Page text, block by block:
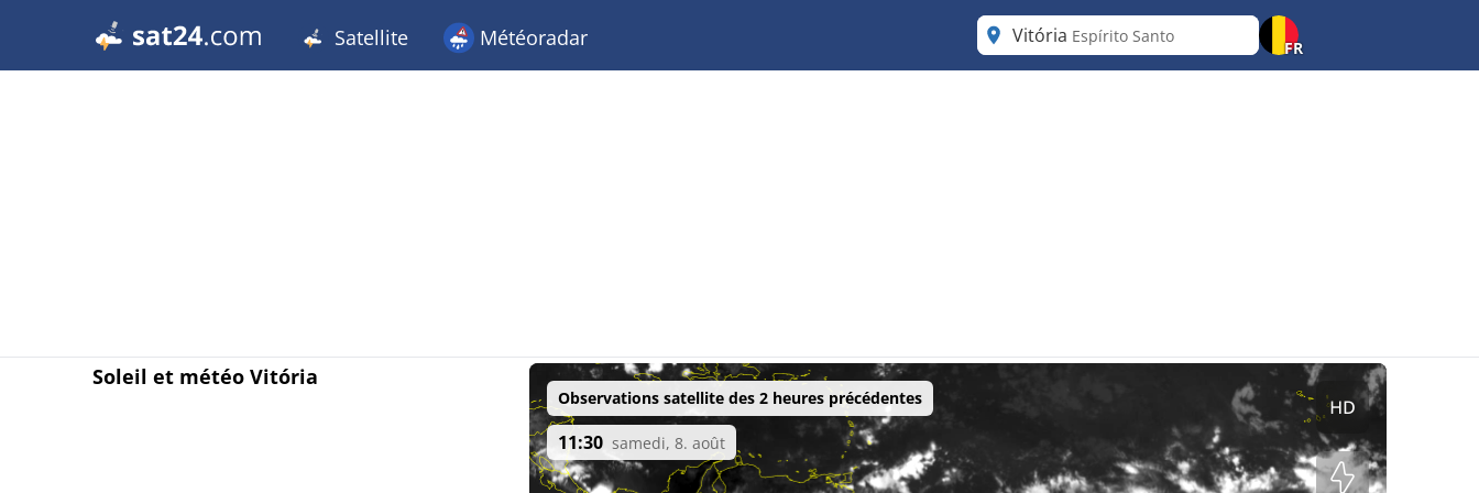
Satellite Météoradar Vitória Espírito Santo
FR
Soleil et météo Vitória
Observations satellite des 2 heures précédentes
11:30 samedi, 8. août